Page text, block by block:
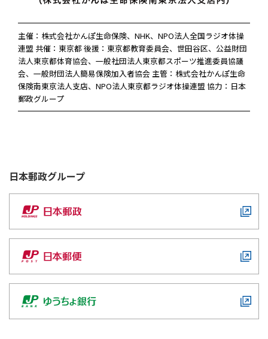
主催：株式会社かんぽ生命保険、NHK、NPO法人全国ラジオ体操
連盟 共催：東京都 後援：東京都教育委員会、世田谷区、公益財団
法人東京都体育協会、一般社団法人東京都スポーツ推進委員協議
会、一般財団法人簡易保険加入者協会 主管：株式会社かんぽ生命
保険南東京法人支店、NPO法人東京都ラジオ体操連盟 協力：日本
郵政グループ
日本郵政グループ